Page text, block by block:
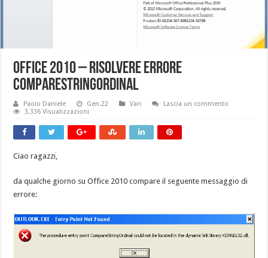
Office 2010 – Risolvere errore
CompareStringOrdinal
Paolo Daniele Gen.22 Vari
Lascia un commento
3,336 Visualizzazioni
Ciao ragazzi,
da qualche giorno su Office 2010 compare il seguente messaggio di
errore: